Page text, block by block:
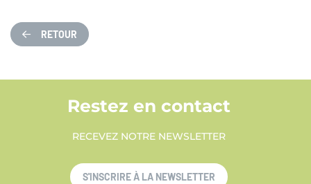
RETOUR
Restez en contact
RECEVEZ NOTRE NEWSLETTER
S'INSCRIRE À LA NEWSLETTER